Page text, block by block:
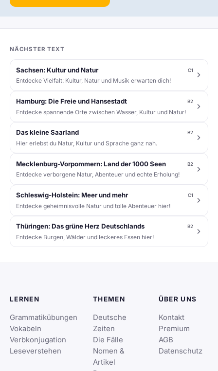
NÄCHSTER TEXT
Sachsen: Kultur und Natur C1
Entdecke Vielfalt: Kultur, Natur und Musik erwarten dich!
Hamburg: Die Freie und Hansestadt B2
Entdecke spannende Orte zwischen Wasser, Kultur und Natur!
Das kleine Saarland B2
Hier erlebst du Natur, Kultur und Sprache ganz nah.
Mecklenburg-Vorpommern: Land der 1000 Seen B2
Entdecke verborgene Natur, Abenteuer und echte Erholung!
Schleswig-Holstein: Meer und mehr C1
Entdecke geheimnisvolle Natur und tolle Abenteuer hier!
Thüringen: Das grüne Herz Deutschlands B2
Entdecke Burgen, Wälder und leckeres Essen hier!
LERNEN
Grammatikübungen
Vokabeln
Verbkonjugation
Leseverstehen
THEMEN
Deutsche
Zeiten
Die Fälle
Nomen &
Artikel
ÜBER UNS
Kontakt
Premium
AGB
Datenschutz